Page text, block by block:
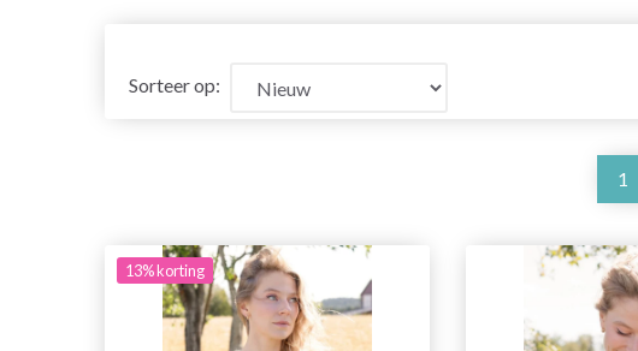
Sorteer op:
1
13% korting